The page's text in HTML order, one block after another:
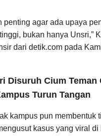
penting agar ada upaya
bukan hanya Unsri,”
dari detik.com pada
Disuruh Cium Teman
Turun Tangan
kampus pun membentuk
kasus yang viral di